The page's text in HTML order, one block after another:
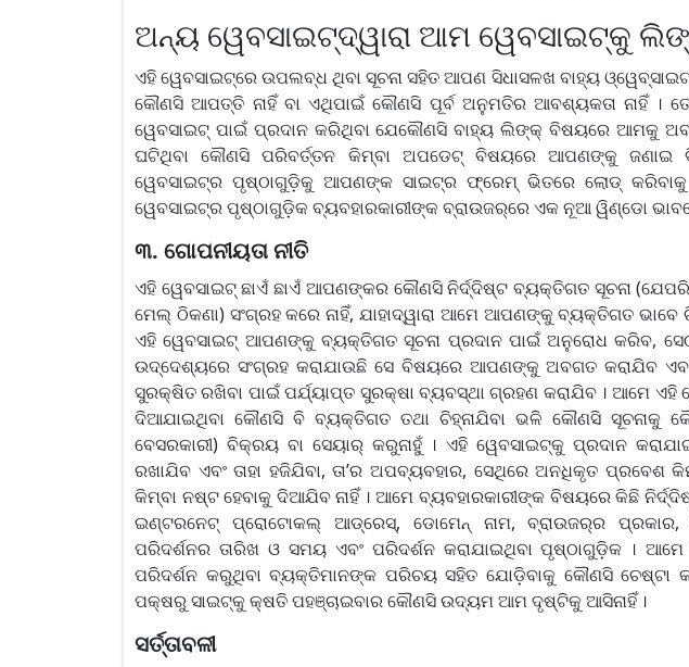
ଅନ୍ୟ ୱେବସାଇଟ୍‍ଦ୍ୱାରା ଆମ ୱେବସାଇଟ୍‌କୁ
ଏହି ୱେବସାଇଟ୍‌ରେ ଉପଲବ୍ଧ ଥିବା ସୂଚନା ସହିତ ଆପଣ ସିଧାସଳଖ ବାହ୍ୟ
କୌଣସି ଆପତ୍ତି ନାହିଁ ବା ଏଥିପାଇଁ କୌଣସି ପୂର୍ବ ଅନୁମତିର ଆବଶ୍ୟକତା ନାହିଁ ।
ୱେବସାଇଟ୍‌ ପାଇଁ ପ୍ରଦାନ କରିଥିବା ଯେକୌଣସି ବାହ୍ୟ ଲିଙ୍କ୍ ବିଷୟରେ ଆମକୁ
ଘଟିଥିବା କୌଣସି ପରିବର୍ତ୍ତନ କିମ୍ବା ଅପଡେଟ୍ ବିଷୟରେ ଆପଣଙ୍କୁ ଜଣାଇ
ୱେବସାଇଟ୍‌ର ପୃଷ୍ଠାଗୁଡ଼ିକୁ ଆପଣଙ୍କ ସାଇଟ୍‌ର ଫ୍ରେମ୍ ଭିତରେ ଲୋଡ୍
ୱେବସାଇଟ୍‌ର ପୃଷ୍ଠାଗୁଡ଼ିକ ବ୍ୟବହାରକାରୀଙ୍କ ବ୍ରାଉଜର୍‌ରେ ଏକ ନୂଆ ୱିଣ୍ଡୋ
୩. ଗୋପନୀୟତା ନୀତି
ଏହି ୱେବସାଇଟ୍ ଛାଏଁ ଛାଏଁ ଆପଣଙ୍କର କୌଣସି ନିର୍ଦ୍ଦିଷ୍ଟ ବ୍ୟକ୍ତିଗତ ସୂଚନା
ମେଲ୍ ଠିକଣା) ସଂଗ୍ରହ କରେ ନାହିଁ, ଯାହାଦ୍ୱାରା ଆମେ ଆପଣଙ୍କୁ ବ୍ୟକ୍ତିଗତ
ଏହି ୱେବସାଇଟ୍ ଆପଣଙ୍କୁ ବ୍ୟକ୍ତିଗତ ସୂଚନା ପ୍ରଦାନ ପାଇଁ ଅନୁରୋଧ କରିବ,
ଉଦ୍ଦେଶ୍ୟରେ ସଂଗ୍ରହ କରାଯାଉଛି ସେ ବିଷୟରେ ଆପଣଙ୍କୁ ଅବଗତ କରାଯିବ
ସୁରକ୍ଷିତ ରଖିବା ପାଇଁ ପର୍ଯ୍ୟାପ୍ତ ସୁରକ୍ଷା ବ୍ୟବସ୍ଥା ଗ୍ରହଣ କରାଯିବ । ଆମେ ଏହି
ଦିଆଯାଇଥିବା କୌଣସି ବି ବ୍ୟକ୍ତିଗତ ତଥା ଚିହ୍ନାଯିବା ଭଳି କୌଣସି ସୂଚନାକୁ
ବେସରକାରୀ) ବିକ୍ରୟ ବା ସେୟାର୍ କରୁନାହୁଁ । ଏହି ୱେବସାଇଟ୍‌କୁ ପ୍ରଦାନ
ରଖାଯିବ ଏବଂ ତାହା ହଜିଯିବା, ତା’ର ଅପବ୍ୟବହାର, ସେଥିରେ ଅନଧିକୃତ ପ୍ରବେଶ
କିମ୍ବା ନଷ୍ଟ ହେବାକୁ ଦିଆଯିବ ନାହିଁ । ଆମେ ବ୍ୟବହାରକାରୀଙ୍କ ବିଷୟରେ କିଛି
ଇଣ୍ଟରନେଟ୍ ପ୍ରୋଟୋକଲ୍ ଆଡ୍ରେସ୍, ଡୋମେନ୍ ନାମ, ବ୍ରାଉଜର୍‍ର ପ୍ରକାର,
ପରିଦର୍ଶନର ତାରିଖ ଓ ସମୟ ଏବଂ ପରିଦର୍ଶନ କରାଯାଇଥିବା ପୃଷ୍ଠାଗୁଡ଼ିକ ।
ପରିଦର୍ଶନ କରୁଥିବା ବ୍ୟକ୍ତିମାନଙ୍କ ପରିଚୟ ସହିତ ଯୋଡ଼ିବାକୁ କୌଣସି ଚେଷ୍ଟା
ପକ୍ଷରୁ ସାଇଟ୍‌କୁ କ୍ଷତି ପହଞ୍ଚାଇବାର କୌଣସି ଉଦ୍ୟମ ଆମ ଦୃଷ୍ଟିକୁ ଆସିନାହିଁ ।
ସର୍ତ୍ତାବଳୀ